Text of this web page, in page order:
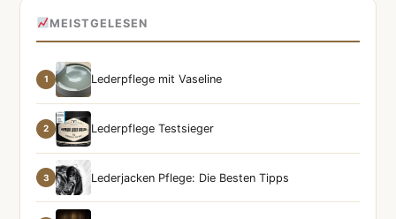
MEISTGELESEN
1 Lederpflege mit Vaseline
2 Lederpflege Testsieger
3 Lederjacken Pflege: Die Besten Tipps